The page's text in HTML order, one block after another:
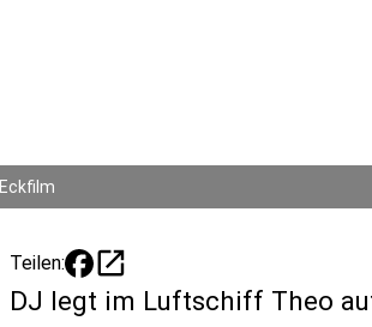
Eckfilm
Teilen: open_in_new
DJ legt im Luftschiff Theo